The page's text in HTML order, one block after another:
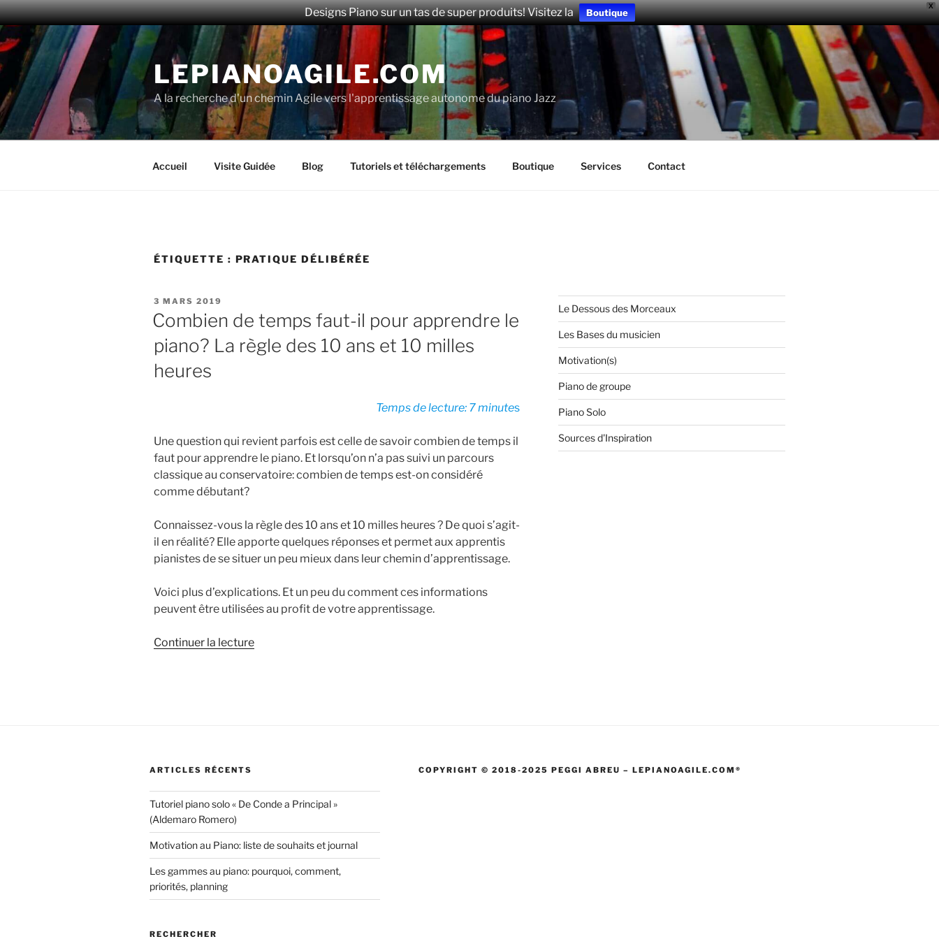
X
Designs Piano sur un tas de super produits! Visitez la Boutique
Aller
au
contenu
principal
LEPIANOAGILE.COM
A la recherche d'un chemin Agile vers l'apprentissage autonome du piano Jazz
Accueil Visite Guidée Blog Tutoriels et téléchargements Boutique Services Contact
ÉTIQUETTE : PRATIQUE DÉLIBÉRÉE
PUBLIÉ
LE
3 MARS 2019
Combien de temps faut-il pour apprendre le
piano? La règle des 10 ans et 10 milles
heures
Temps de lecture: 7 minutes
Une question qui revient parfois est celle de savoir combien de temps il
faut pour apprendre le piano. Et lorsqu’on n’a pas suivi un parcours
classique au conservatoire: combien de temps est-on considéré
comme débutant?
Connaissez-vous la règle des 10 ans et 10 milles heures ? De quoi s’agit-
il en réalité? Elle apporte quelques réponses et permet aux apprentis
pianistes de se situer un peu mieux dans leur chemin d’apprentissage.
Voici plus d’explications. Et un peu du comment ces informations
peuvent être utilisées au profit de votre apprentissage.
Continuer la lecturede
piano?
La
des
10
ans
Le Dessous des Morceaux
Les Bases du musicien
Motivation(s)
Piano de groupe
Piano Solo
Sources d'Inspiration
ARTICLES RÉCENTS
Tutoriel piano solo « De Conde a Principal »
(Aldemaro Romero)
Motivation au Piano: liste de souhaits et journal
Les gammes au piano: pourquoi, comment,
priorités, planning
RECHERCHER
COPYRIGHT © 2018-2025 PEGGI ABREU – LEPIANOAGILE.COM®